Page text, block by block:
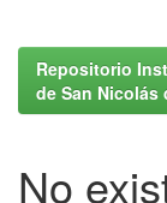
Repositorio
de San Nicolás
No